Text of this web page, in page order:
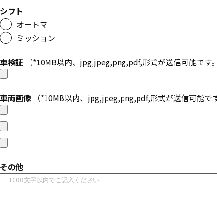
シフト
オートマ
ミッション
車検証 （*10MB以内、jpg,jpeg,png,pdf,形式が送信可能です。
車両画像 （*10MB以内、jpg,jpeg,png,pdf,形式が送信可能です
その他